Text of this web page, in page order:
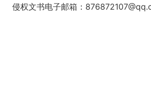
侵权文书电子邮箱：